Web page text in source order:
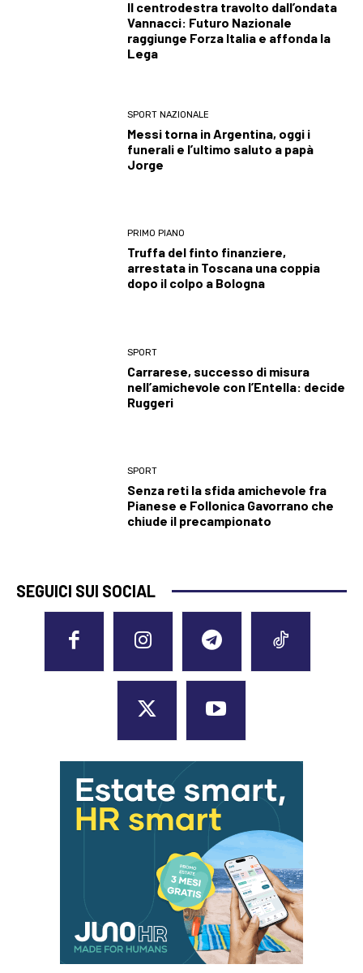
Il centrodestra travolto dall’ondata
Vannacci: Futuro Nazionale
raggiunge Forza Italia e affonda la
Lega
SPORT NAZIONALE
Messi torna in Argentina, oggi i
funerali e l’ultimo saluto a papà
Jorge
PRIMO PIANO
Truffa del finto finanziere,
arrestata in Toscana una coppia
dopo il colpo a Bologna
SPORT
Carrarese, successo di misura
nell’amichevole con l’Entella: decide
Ruggeri
SPORT
Senza reti la sfida amichevole fra
Pianese e Follonica Gavorrano che
chiude il precampionato
SEGUICI SUI SOCIAL